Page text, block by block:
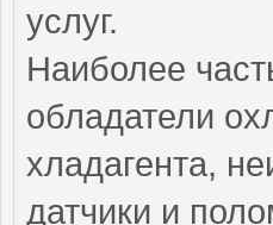
услуг.
Наиболее
обладатели
хладагента,
датчики и